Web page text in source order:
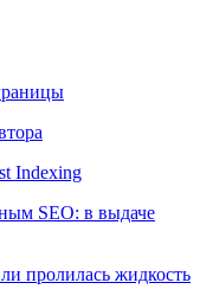
Indexing
SEO: в выдаче
пролилась жидкость